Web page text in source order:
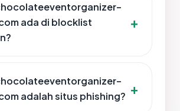
ada di blocklist
adalah situs phishing?